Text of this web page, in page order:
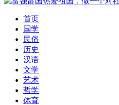
首页
国学
民俗
历史
汉语
文学
艺术
哲学
体育